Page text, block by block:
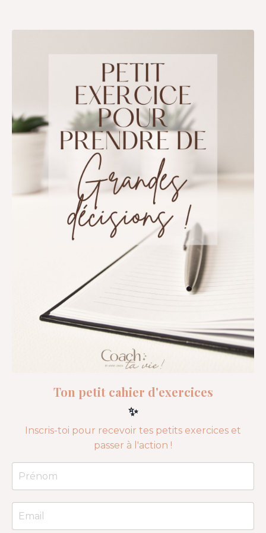
Ton petit cahier d'exercices
✨
Inscris-toi pour recevoir tes petits exercices et
passer à l'action !